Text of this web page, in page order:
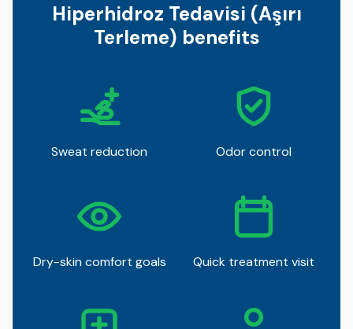
Hiperhidroz Tedavisi (Aşırı
Terleme) benefits
Sweat reduction Odor control
Dry-skin comfort goals Quick treatment visit